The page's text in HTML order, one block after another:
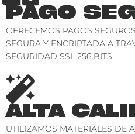
PAGO
OFRECEMOS PAGOS
SEGURA Y ENCRIPTADA A
SEGURIDAD SSL 256 BITS.
ALTA
UTILIZAMOS MATERIALES DE